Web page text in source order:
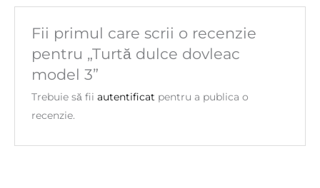
Fii primul care scrii o recenzie
pentru „Turtă dulce dovleac
model 3”
Trebuie să fiiautentificat pentru a publica o
recenzie.